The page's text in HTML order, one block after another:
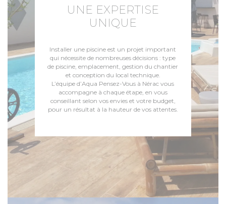
UNE EXPERTISE
UNIQUE
Installer une piscine est un projet important
qui nécessite de nombreuses décisions : type
de piscine, emplacement, gestion du chantier
et conception du local technique.
L’équipe d’Aqua Pensez-Vous à Nérac vous
accompagne à chaque étape, en vous
conseillant selon vos envies et votre budget,
pour un résultat à la hauteur de vos attentes.